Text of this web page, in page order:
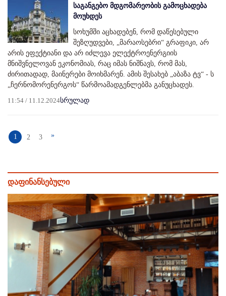
საგანგებო მდგომარეობის გამოცხადება
მოუხდეს
სოხუმში აცხადებენ, რომ დაწესებული
შეზღუდვები, „მარაოსებრი“ გრაფიკი, არ
არის ეფექტიანი და არ იძლევა ელექტროენერგიის
მნიშვნელოვან ეკონომიას, რაც იმას ნიშნავს, რომ მას,
ძირითადად, მაინერები მოიხმარენ. ამის შესახებ „აბაზა ტვ“ - ს
„ჩერნომორენერგოს“ წარმოამადგენლებმა განუცხადეს.
11:54 / 11.12.2024სრულად
1 2 3 »
დაფინანსებული